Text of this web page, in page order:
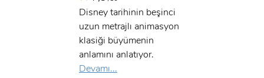
Disney tarihinin beşinci
uzun metrajlı animasyon
klasiği büyümenin
anlamını anlatıyor.
Devamı...